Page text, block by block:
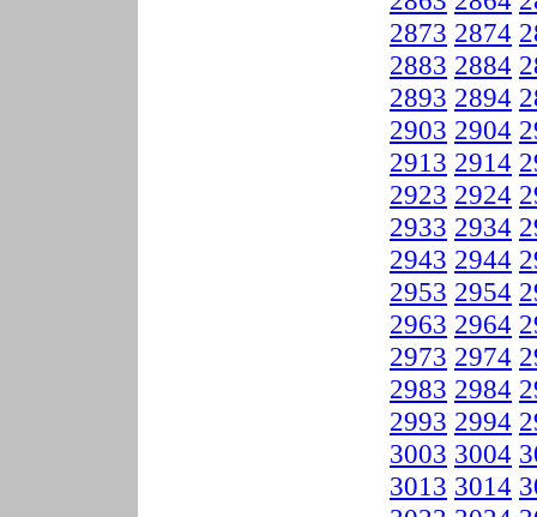
2873 2874
2883 2884
2893 2894
2903 2904
2913 2914
2923 2924
2933 2934
2943 2944
2953 2954
2963 2964
2973 2974
2983 2984
2993 2994
3003 3004
3013 3014